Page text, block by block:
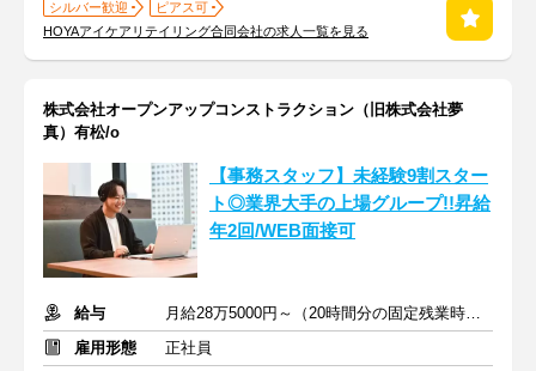
シルバー歓迎
ピアス可
HOYAアイケアリテイリング合同会社の求人一覧を見る
株式会社オープンアップコンストラクション（旧株式会社夢
真）有松/o
【事務スタッフ】未経験9割スター
ト◎業界大手の上場グループ!!昇給
年2回/WEB面接可
給与
月給28万5000円～（20時間分の固定残業時間代を含む）
雇用形態
正社員